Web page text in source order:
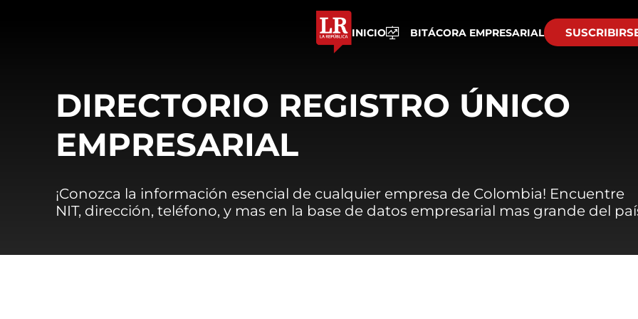
INICIO BITÁCORA EMPRESARIAL
DIRECTORIO REGISTRO ÚNICO
EMPRESARIAL
¡Conozca la información esencial de cualquier empresa de Colombia! Encuentre
NIT, dirección, teléfono, y mas en la base de datos empresarial mas grande del